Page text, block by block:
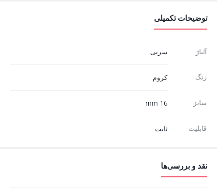
توضیحات تکمیلی
آلیاژ سربی
رنگ کروم
سایز 16 mm
قابلیت ثابت
نقد و بررسی‌ها